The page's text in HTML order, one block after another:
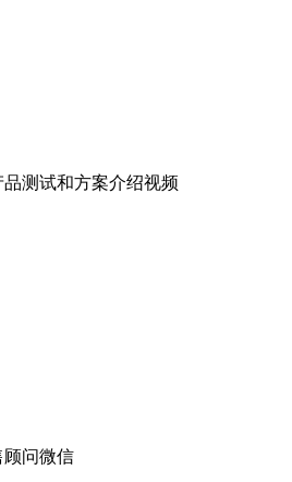
测试和方案介绍视频
顾问微信